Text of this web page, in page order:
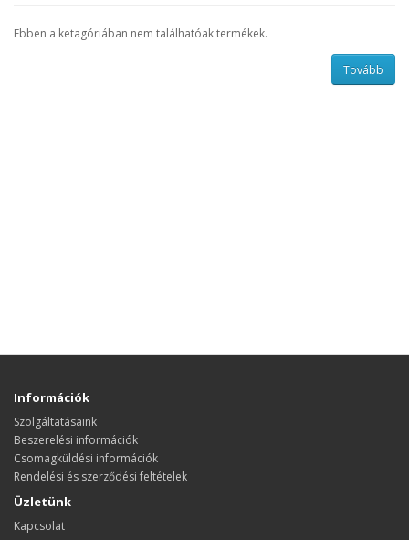
Ebben a ketagóriában nem találhatóak termékek.
Tovább
Információk
Szolgáltatásaink
Beszerelési információk
Csomagküldési információk
Rendelési és szerződési feltételek
Üzletünk
Kapcsolat